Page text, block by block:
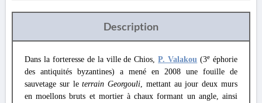
Description
Dans la forteresse de la ville de Chios,P. Valakou (3e éphorie
des antiquités byzantines) a mené en 2008 une fouille de
sauvetage sur leterrain Georgouli, mettant au jour deux murs
en moellons bruts et mortier à chaux formant un angle, ainsi